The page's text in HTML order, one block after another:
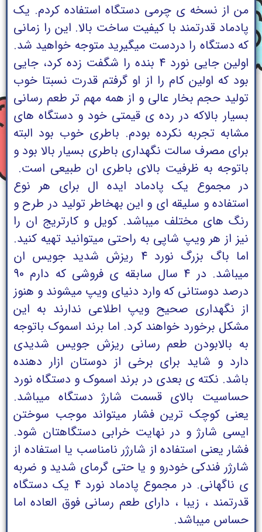
من از نسخه ی چرمی دستگاه استفاده کردم. یک
پادماد قدرتمند با کیفیت ساخت بالا. این را زمانی
که دستگاه را دردست میگیرید متوجه خواهید شد.
اولین جایی نورد 4 بنده را شگفت زده کرد، جایی
بود که اولین کام را از او گرفتم قدرت نسبتا خوب
تولید حجم بخار عالی و از همه مهم تر طعم رسانی
بسیار بالاکه در رده ی قیمتی خود و دستگاه های
مشابه تجربه نکرده بودم. باطری خوب بود البته
برای مصرف سالت نگهداری باطری بسیار بالا بود و
باتوجه به ظرفیت بالای باطری ان طبیعی است.
در مجموع یک پادماد ایده ال برای هر نوع
استفاده و سلیقه ای و این بهخاطر تولید در طرح و
رنگ های مختلف میباشد. کویل و کارتریج ان را
نیز از هر ویپ شاپی به راحتی میتوانید تهیه کنید.
اما باگ بزرگ نورد 4 ریزش شدید جویس ان
میباشد. در 4 سال سابقه ی فروشی که دارم 90
درصد دوستانی که وارد دنیای ویپ میشوند و هنوز
از نگهداری صحیح ویپ اطلاعی ندارند به این
مشکل برخورد خواهند کرد. اما برند اسموک باتوجه
به بالابودن طعم رسانی ریزش جویس شدیدی
دارد و شاید برای برخی از دوستان ازار دهنده
باشد. نکته ی بعدی در برند اسموک و دستگاه نورد
حساسیت بالای قسمت شارژ دستگاه میباشد.
یعنی کوچک ترین فشار میتواند موجب سوختن
ایسی شارژ و در نهایت خرابی دستگاهتان شود.
فشار یعنی استفاده از شارژر نامناسب یا استفاده از
شارژر فندکی خودرو و یا حتی گرمای شدید و ضربه
ی ناگهانی. در مجموع پادماد نورد 4 یک دستگاه
قدرتمند ، زیبا ، دارای طعم رسانی فوق العاده اما
حساس میباشد.